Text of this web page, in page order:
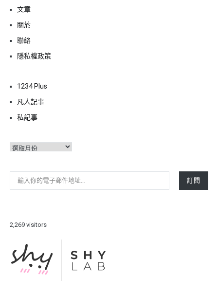
文章
關於
聯絡
隱私權政策
1234 Plus
凡人記事
私記事
彙
輸入你的電子郵件地址…
訂閱
2,269 visitors